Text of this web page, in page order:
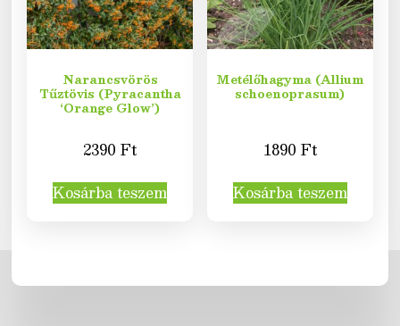
Narancsvörös
Tűztövis (Pyracantha
‘Orange Glow’)
2390Ft
Kosárba teszem
Metélőhagyma (Allium
schoenoprasum)
1890 Ft
Kosárba teszem